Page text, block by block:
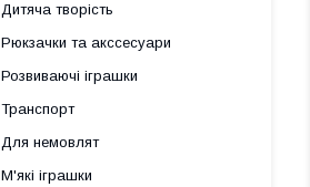
Дитяча творість
Рюкзачки та акссесуари
Розвиваючі іграшки
Транспорт
Для немовлят
М'які іграшки